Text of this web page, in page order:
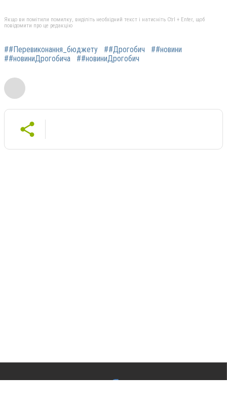
Якщо ви помітили помилку, виділіть необхідний текст і натисніть Ctrl + Enter, щоб
повідомити про це редакцію
##Перевиконання_бюджету ##Дрогобич
##новини
##новиниДрогобича
##новиниДрогобич